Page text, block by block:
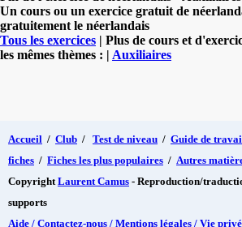
Un cours ou un exercice gratuit de
gratuitement le néerlandais
Tous les exercices | Plus de cours et
les mêmes thèmes : | Auxiliaires
Accueil / Club / Test de niveau / Guide de
fiches / Fiches les plus populaires / Autres
Copyright Laurent Camus - Reproduction/
supports
Aide / Contactez-nous / Mentions légales / Vie